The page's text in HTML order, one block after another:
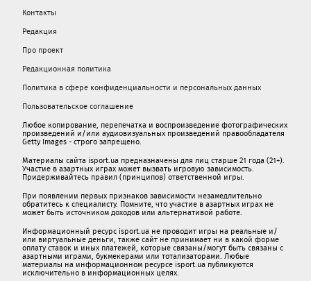
Контакты
Редакция
Про проект
Редакционная политика
Политика в сфере конфиденциальности и персональных данных
Пользовательское соглашение
Любое копирование, перепечатка и воспроизведение фотографических
произведений и/или аудиовизуальных произведений правообладателя
Getty Images - строго запрещено.
Материалы сайта isport.ua предназначены для лиц старше 21 года (21+).
Участие в азартных играх может вызвать игровую зависимость.
Придерживайтесь правил (принципов) ответственной игры.
При появлении первых признаков зависимости незамедлительно
обратитесь к специалисту. Помните, что участие в азартных играх не
может быть источником доходов или альтернативой работе.
Информационный ресурс isport.ua не проводит игры на реальные и/
или виртуальные деньги, также сайт не принимает ни в какой форме
oплaту ставок и иных платежей, которые связаны/могут быть связаны c
азартными игрaми, букмекерами или тотализаторами. Любые
материалы на информационном ресурсе isport.ua публикуютcя
исключительно в информационных целях.